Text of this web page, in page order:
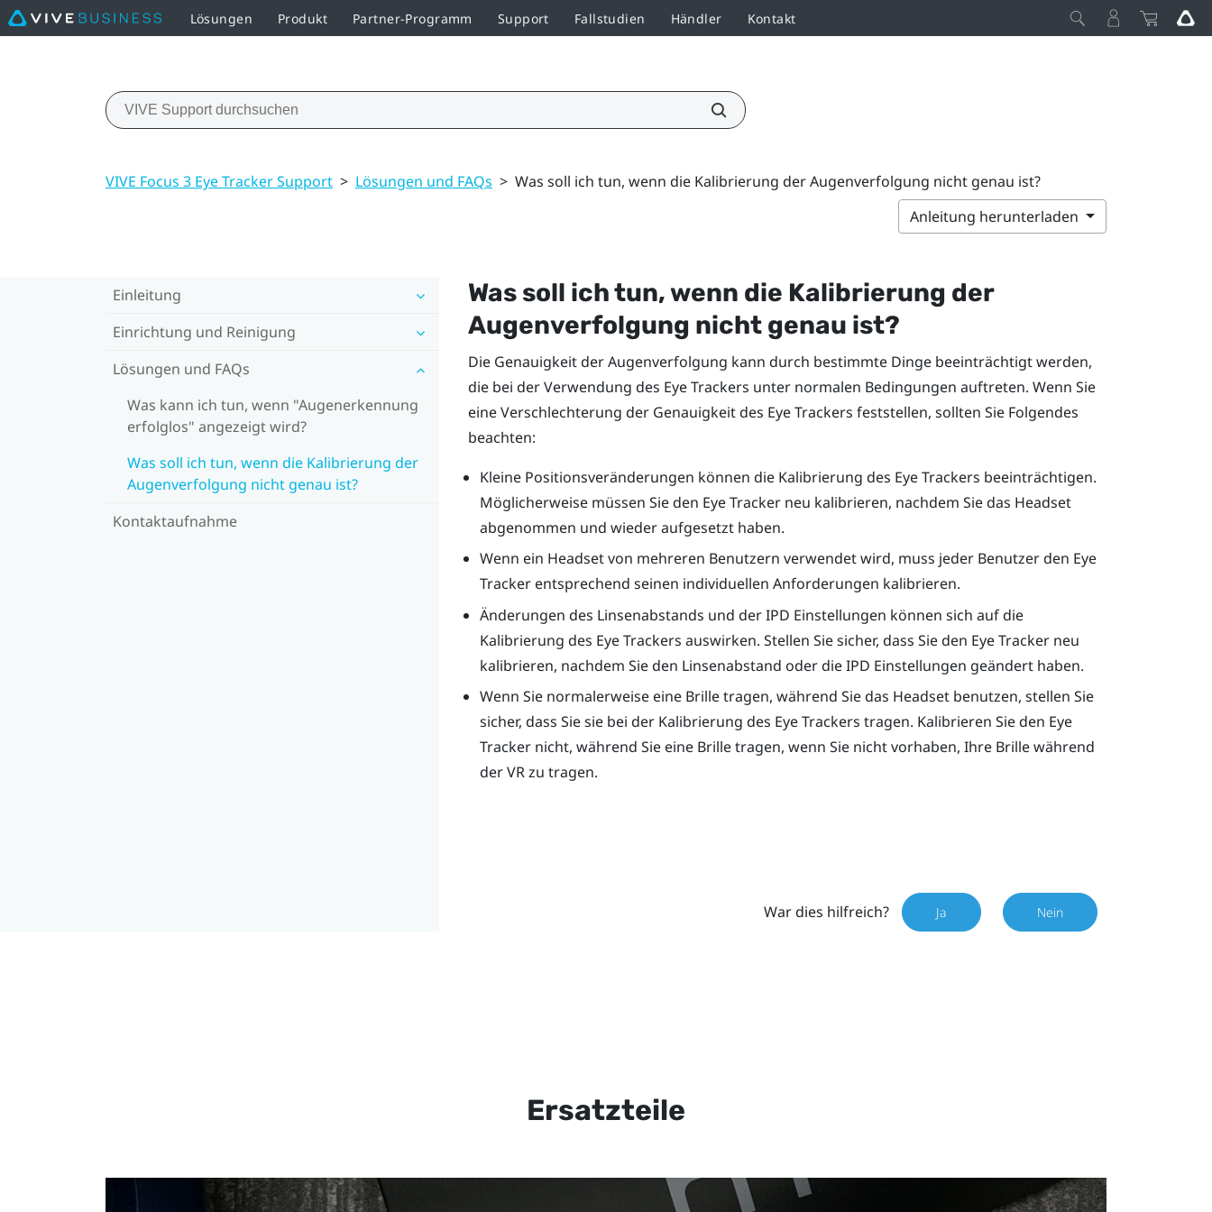
Lösungen Produkt Partner-Programm Support Fallstudien Händler Kontakt
VIVE Focus 3 Eye Tracker Support > Lösungen und FAQs > Was soll ich tun, wenn die Kalibrierung der Augenverfolgung nicht genau ist?
Anleitung herunterladen
Einleitung
Einrichtung und Reinigung
Lösungen und FAQs
Was kann ich tun, wenn "Augenerkennung
erfolglos" angezeigt wird?
Was soll ich tun, wenn die Kalibrierung der
Augenverfolgung nicht genau ist?
Kontaktaufnahme
Was soll ich tun, wenn die Kalibrierung der
Augenverfolgung nicht genau ist?
Die Genauigkeit der Augenverfolgung kann durch bestimmte Dinge beeinträchtigt werden,
die bei der Verwendung des Eye Trackers unter normalen Bedingungen auftreten. Wenn Sie
eine Verschlechterung der Genauigkeit des Eye Trackers feststellen, sollten Sie Folgendes
beachten:
Kleine Positionsveränderungen können die Kalibrierung des Eye Trackers beeinträchtigen.
Möglicherweise müssen Sie den Eye Tracker neu kalibrieren, nachdem Sie das Headset
abgenommen und wieder aufgesetzt haben.
Wenn ein Headset von mehreren Benutzern verwendet wird, muss jeder Benutzer den Eye
Tracker entsprechend seinen individuellen Anforderungen kalibrieren.
Änderungen des Linsenabstands und der IPD Einstellungen können sich auf die
Kalibrierung des Eye Trackers auswirken. Stellen Sie sicher, dass Sie den Eye Tracker neu
kalibrieren, nachdem Sie den Linsenabstand oder die IPD Einstellungen geändert haben.
Wenn Sie normalerweise eine Brille tragen, während Sie das Headset benutzen, stellen Sie
sicher, dass Sie sie bei der Kalibrierung des Eye Trackers tragen. Kalibrieren Sie den Eye
Tracker nicht, während Sie eine Brille tragen, wenn Sie nicht vorhaben, Ihre Brille während
der VR zu tragen.
War dies hilfreich? Ja Nein
Ersatzteile